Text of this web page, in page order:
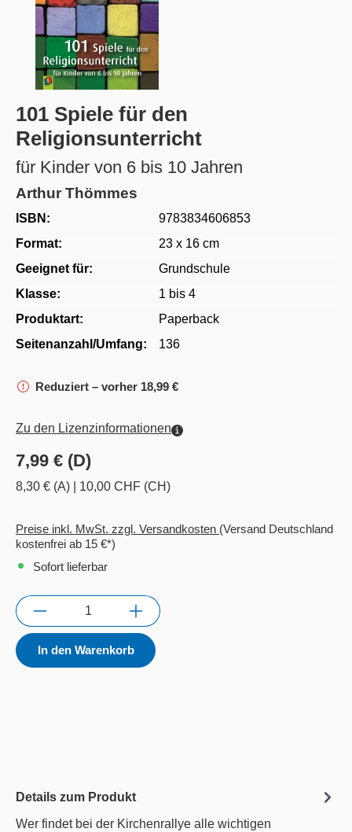
101 Spiele für den
Religionsunterricht
für Kinder von 6 bis 10 Jahren
Arthur Thömmes
ISBN:
9783834606853
Format:
23 x 16 cm
Geeignet für:
Grundschule
Klasse:
1 bis 4
Produktart:
Paperback
Seitenanzahl/Umfang:
136
Reduziert – vorher 18,99 €
Zu den Lizenzinformationen
7,99 € (D)
8,30 € (A) 10,00 CHF (CH)
Preise inkl. MwSt. zzgl. Versandkosten (Versand Deutschland
kostenfrei ab 15 €*)
Sofort lieferbar
Anzahl
In den Warenkorb
Details zum Produkt
Wer findet bei der Kirchenrallye alle wichtigen